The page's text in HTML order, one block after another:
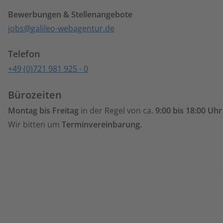
Bewerbungen & Stellenangebote
jobs
galileo-webagentur.de
Telefon
+49 (0)721 981 925 - 0
Bürozeiten
Montag bis Freitag in der Regel von ca. 9:00 bis 18:00
Wir bitten um Terminvereinbarung.